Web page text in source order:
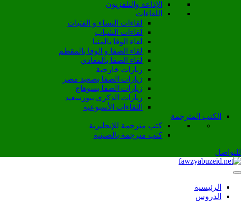
الإذاعة والتلفزيون
اللقاءات
لقاءات النساء و الفتيات
لقاءات الشباب
لقاء الوفا بالمنيا
لقاء الصفا و الوفا بالمقطم
لقاء الصفا بالمعادي
زيارات خارجية
زيارات الصفا بصعيد مصر
زيارات الصفا بسوهاج
زيارات الذكرى ببورسعيد
اللقاءات الأسبوعية
الكتب المترجمة
كتب مترجمة للإنجليزية
كتب مترجمة بالصينية
للتواصل
الرئيسية
الدروس